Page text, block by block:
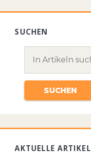
SUCHEN
AKTUELLE ARTIKEL